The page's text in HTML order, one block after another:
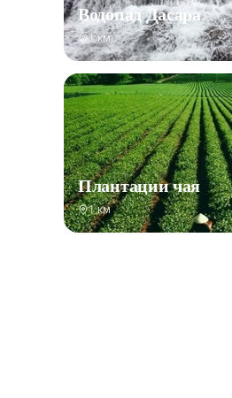
Водопад Дасара
1 км
Плантации чая
1 км